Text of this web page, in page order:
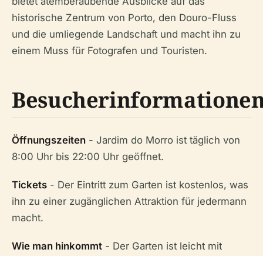
historische Zentrum von Porto, den Douro-Fluss
und die umliegende Landschaft und macht ihn zu
einem Muss für Fotografen und Touristen.
Öffnungszeiten - Jardim do Morro ist täglich von
8:00 Uhr bis 22:00 Uhr geöffnet.
Tickets - Der Eintritt zum Garten ist kostenlos, was
ihn zu einer zugänglichen Attraktion für jedermann
macht.
Wie man hinkommt - Der Garten ist leicht mit